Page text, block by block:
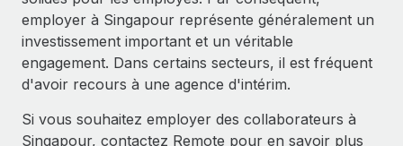
Remote Watchtower
Gardez un temps d’avance sur les risques en
matière de conformité
Gestion des appareils
Achetez et suivez vos équipements informatiques
dans le monde entier
Comment Weaviate, l'as de l'IA, a développé
ses effectifs de 120 % avec Remote
Weaviate en bref Weaviate crée des infrastructures open
source et AI-first. Sa mission est...
En savoir plus
Paie multipays
EOR et PEO
Gestion des freelances
employer à Singapour représente généralement un
investissement important et un véritable
engagement. Dans certains secteurs, il est fréquent
d'avoir recours à une agence d'intérim.
Si vous souhaitez employer des collaborateurs à
Singapour, contactez Remote pour en savoir plus